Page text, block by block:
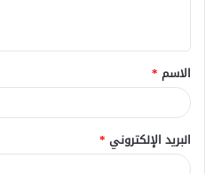
ق
*
الاسم *
البريد الإلكتروني *